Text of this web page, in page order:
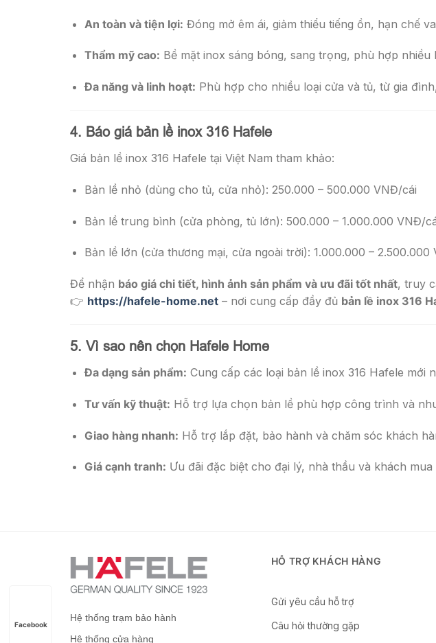
An toàn và tiện lợi: Đóng mở êm ái, giảm thiểu tiếng ồn, hạn chế
Thẩm mỹ cao: Bề mặt inox sáng bóng, sang trọng, phù hợp nhiều
Đa năng và linh hoạt: Phù hợp cho nhiều loại cửa và tủ, từ gia
4. Báo giá bản lề inox 316 Hafele
Giá bản lề inox 316 Hafele tại Việt Nam tham khảo:
Bản lề nhỏ (dùng cho tủ, cửa nhỏ): 250.000 – 500.000 VNĐ/cái
Bản lề trung bình (cửa phòng, tủ lớn): 500.000 – 1.000.000 VNĐ/
Bản lề lớn (cửa thương mại, cửa ngoài trời): 1.000.000 – 2.500.000
Để nhận báo giá chi tiết, hình ảnh sản phẩm và ưu đãi tốt nhất, truy
👉 https://hafele-home.net – nơi cung cấp đầy đủ bản lề inox 316
5. Vì sao nên chọn Hafele Home
Đa dạng sản phẩm: Cung cấp các loại bản lề inox 316 Hafele mới
Tư vấn kỹ thuật: Hỗ trợ lựa chọn bản lề phù hợp công trình và
Giao hàng nhanh: Hỗ trợ lắp đặt, bảo hành và chăm sóc khách
Giá cạnh tranh: Ưu đãi đặc biệt cho đại lý, nhà thầu và khách
Hệ thống trạm bảo hành
Hệ thống cửa hàng
HỖ TRỢ KHÁCH HÀNG
Gửi yêu cầu hỗ trợ
Câu hỏi thường gặp
Facebook